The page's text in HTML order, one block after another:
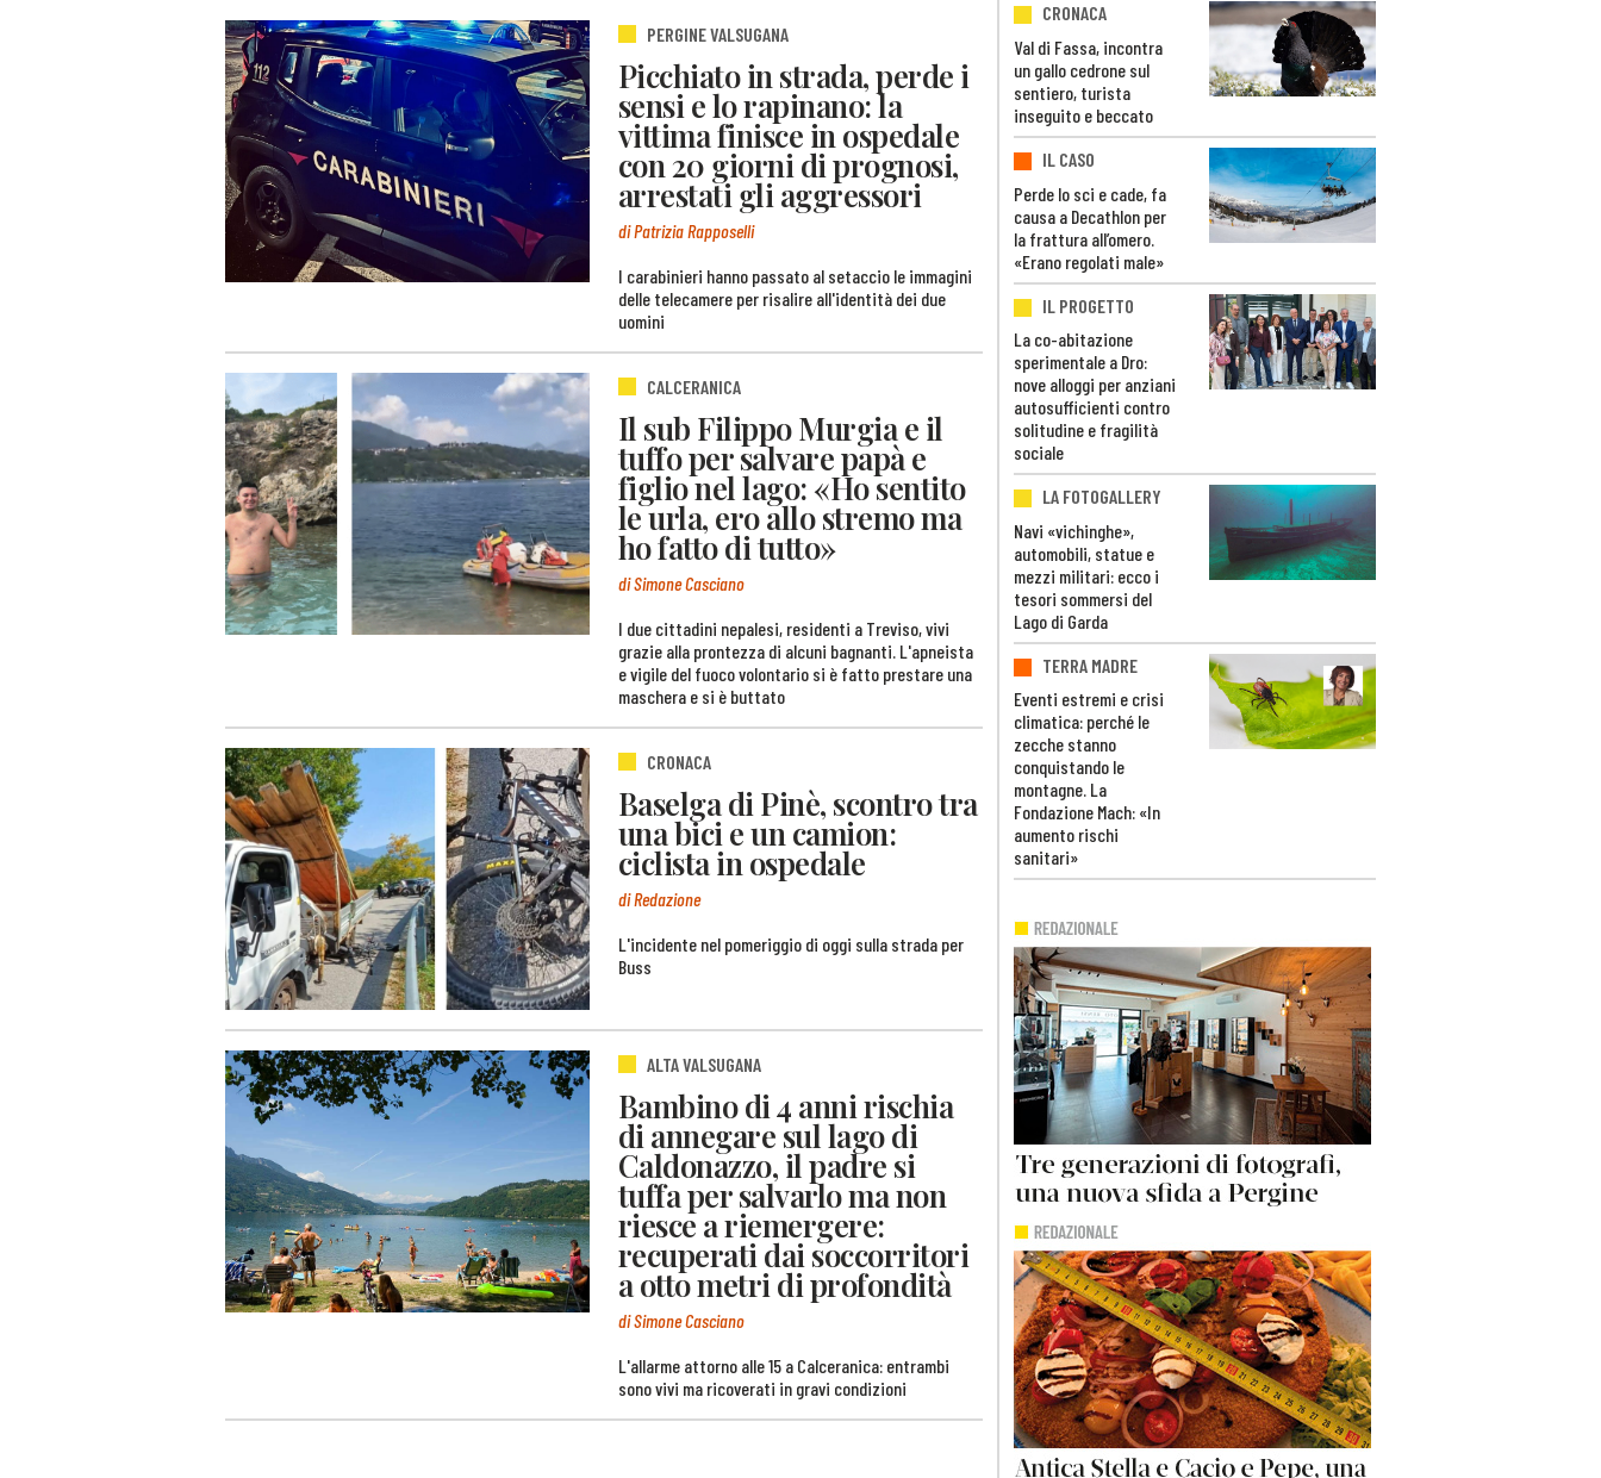
PERGINE VALSUGANA
Picchiato in strada, perde i
sensi e lo rapinano: la
vittima finisce in ospedale
con 20 giorni di prognosi,
arrestati gli aggressori
di Patrizia Rapposelli
I carabinieri hanno passato al setaccio le immagini
delle telecamere per risalire all'identità dei due
uomini
CALCERANICA
Il sub Filippo Murgia e il
tuffo per salvare papà e
figlio nel lago: «Ho sentito
le urla, ero allo stremo ma
ho fatto di tutto»
di Simone Casciano
I due cittadini nepalesi, residenti a Treviso, vivi
grazie alla prontezza di alcuni bagnanti. L'apneista
e vigile del fuoco volontario si è fatto prestare una
maschera e si è buttato
CRONACA
Baselga di Pinè, scontro tra
una bici e un camion:
ciclista in ospedale
di Redazione
L'incidente nel pomeriggio di oggi sulla strada per
Buss
ALTA VALSUGANA
Bambino di 4 anni rischia
di annegare sul lago di
Caldonazzo, il padre si
tuffa per salvarlo ma non
riesce a riemergere:
recuperati dai soccorritori
a otto metri di profondità
di Simone Casciano
L'allarme attorno alle 15 a Calceranica: entrambi
sono vivi ma ricoverati in gravi condizioni
CRONACA
Val di Fassa, incontra
un gallo cedrone sul
sentiero, turista
inseguito e beccato
IL CASO
Perde lo sci e cade, fa
causa a Decathlon per
la frattura all’omero.
«Erano regolati male»
IL PROGETTO
La co-abitazione
sperimentale a Dro:
nove alloggi per anziani
autosufficienti contro
solitudine e fragilità
sociale
LA FOTOGALLERY
Navi «vichinghe»,
automobili, statue e
mezzi militari: ecco i
tesori sommersi del
Lago di Garda
TERRA MADRE
Eventi estremi e crisi
climatica: perché le
zecche stanno
conquistando le
montagne. La
Fondazione Mach: «In
aumento rischi
sanitari»